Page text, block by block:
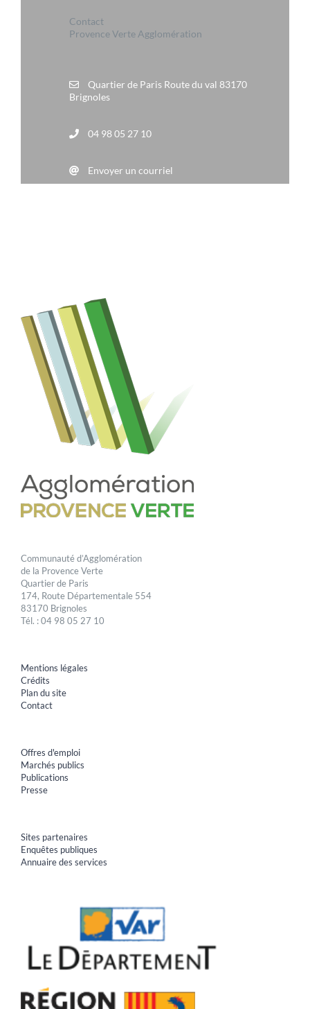
Contact
Provence Verte Agglomération
Quartier de Paris Route du val 83170
Brignoles
04 98 05 27 10
Envoyer un courriel
Communauté d’Agglomération
de la Provence Verte
Quartier de Paris
174, Route Départementale 554
83170 Brignoles
Tél. : 04 98 05 27 10
Mentions légales
Crédits
Plan du site
Contact
Offres d'emploi
Marchés publics
Publications
Presse
Sites partenaires
Enquêtes publiques
Annuaire des services